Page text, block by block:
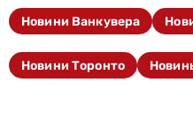
Новини Ванкувера
Новини Торонто